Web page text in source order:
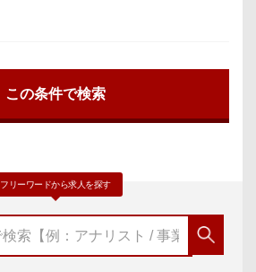
フリーワードから求人を探す